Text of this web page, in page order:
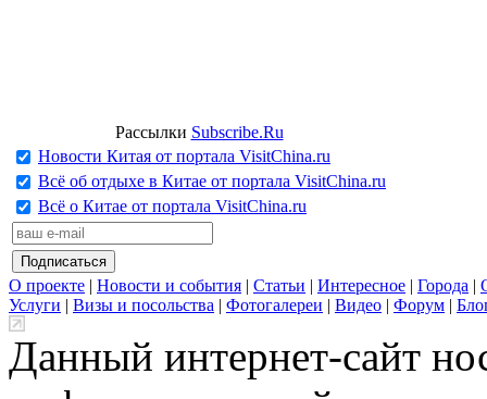
Рассылки Subscribe.Ru
Новости Китая от портала VisitChina.ru
Всё об отдыхе в Китае от портала VisitChina.ru
Всё о Китае от портала VisitChina.ru
О проекте | Новости и события | Статьи | Интересное | Города |
Услуги | Визы и посольства | Фотогалереи | Видео | Форум |
Данный интернет-сайт